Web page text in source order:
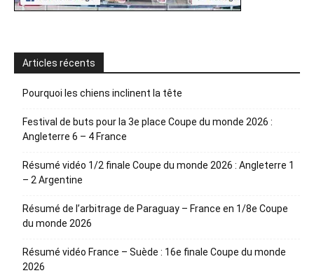
Articles récents
Pourquoi les chiens inclinent la tête
Festival de buts pour la 3e place Coupe du monde 2026 :
Angleterre 6 – 4 France
Résumé vidéo 1/2 finale Coupe du monde 2026 : Angleterre 1
– 2 Argentine
Résumé de l’arbitrage de Paraguay – France en 1/8e Coupe
du monde 2026
Résumé vidéo France – Suède : 16e finale Coupe du monde
2026